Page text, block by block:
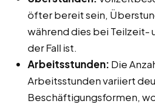
öfter bereit sein,
während dies bei Teilzeit-
der Fall ist.
Arbeitsstunden: Die
Arbeitsstunden variiert
Beschäftigungsformen,